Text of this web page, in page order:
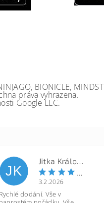
BIONICLE,
práva vyhrazena.
Google LLC.
JK
Jitka Královcová
3.2.2026
Rychlé dodání. Vše v